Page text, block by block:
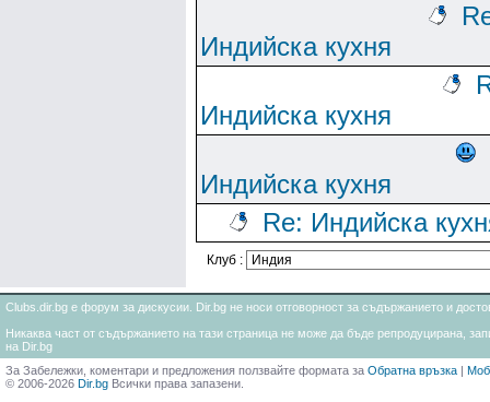
Индийска кухня
Индийска кухня
Индийска кухня
Re: Индийска
Клуб :
Clubs.dir.bg е форум за дискусии. Dir.bg не носи отговорност за съдържанието и
Никаква част от съдържанието на тази страница не може да бъде репродуцирана,
на Dir.bg
За Забележки, коментари и предложения ползвайте формата за Обратна връзка |
© 2006-2026 Dir.bg Всички права запазени.